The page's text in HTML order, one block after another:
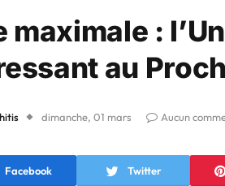
maximale :
au
dimanche, 01 mars Aucun
Facebook Twitter